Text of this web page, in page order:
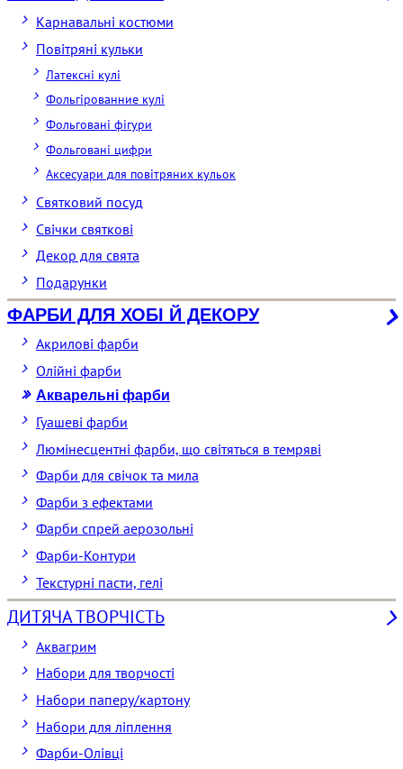
Карнавальні костюми
Повітряні кульки
Латексні кулі
Фольгірованние кулі
Фольговані фігури
Фольговані цифри
Аксесуари для повітряних кульок
Святковий посуд
Свічки святкові
Декор для свята
Подарунки
ФАРБИ ДЛЯ ХОБІ Й ДЕКОРУ
Акрилові фарби
Олійні фарби
Акварельні фарби
Гуашеві фарби
Люмінесцентні фарби, що світяться в темряві
Фарби для свічок та мила
Фарби з ефектами
Фарби спрей аерозольні
Фарби-Контури
Текстурні пасти, гелі
ДИТЯЧА ТВОРЧІСТЬ
Аквагрим
Набори для творчості
Набори паперу/картону
Набори для ліплення
Фарби-Олівці